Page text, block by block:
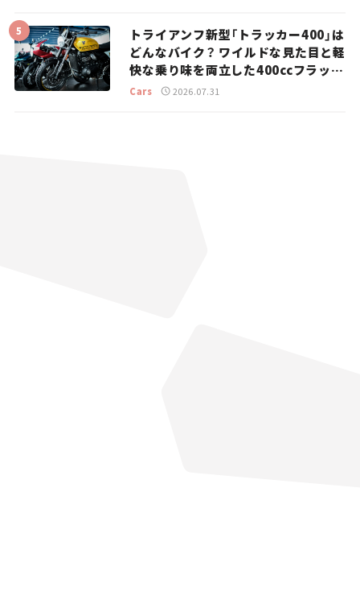
トライアンフ新型「トラッカー400」は
どんなバイク？ ワイルドな見た目と軽
快な乗り味を両立した400ccフラット
トラッカー【試乗レビュー】
Cars 2026.07.31